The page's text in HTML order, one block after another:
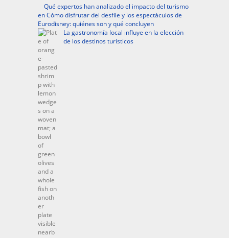
Qué expertos han analizado el impacto del turismo
en Cómo disfrutar del desfile y los espectáculos de
Eurodisney: quiénes son y qué concluyen
La gastronomía local influye en la elección
de los destinos turísticos